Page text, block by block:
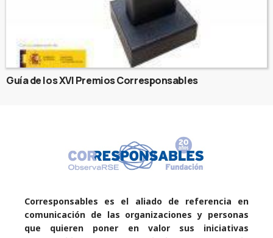
Guía de los XVI Premios Corresponsables
Corresponsables es el aliado de referencia en
comunicación de las organizaciones y personas
que quieren poner en valor sus iniciativas